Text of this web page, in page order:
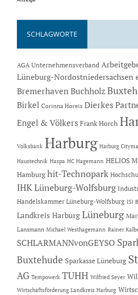
SCHLAGWORTE
AGA Unternehmensverband
Lüneburg-Nordostniedersachsen
Bremerhaven Buchholz
Birkel Corinna Horeis Dierkes
Engel & Völkers Frank Horch
Volksbank Harburg Harburg
Haustechnik Haspa HC Hagemann HELIOS
Hamburg hit-Technopark
IHK Lüneburg-Wolfsburg
Handelskammer Lüneburg-Wolfsburg ISI
Landkreis Harburg Lüneburg
Lansmann Michael Westhagemann Rainer
SCHLARMANNvonGEYSO
Buxtehude Sparkasse Lüneburg
AG Tempowerk TUHH Wilfried Seyer
Wirtschaftsförderung Landkreis Harburg